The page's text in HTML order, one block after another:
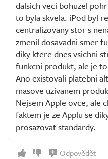
dalsich veci bohuzel
to byla skvela. iPod byl
centralizovany stor s
zmenil dosavadni smer
diky ktere dnes vsichni
funkcni produkt, ale je
Ano existovali platebni
masove uzivanem
Nejsem Apple ovce, ale
faktem je ze Applu se
prosazovat standardy.
Odpovědět